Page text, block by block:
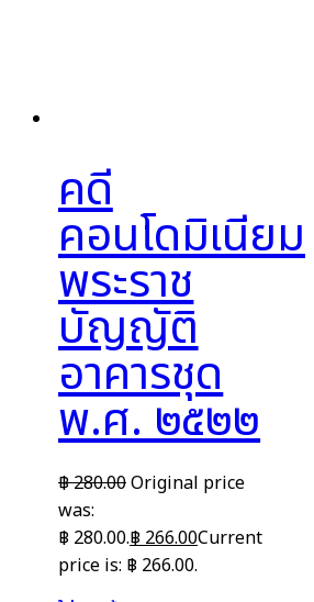
คดี
คอนโดมิเนียม
พระราช
บัญญัติ
อาคารชุด
พ.ศ. ๒๕๒๒
฿280.00Original price
was:
฿ 280.00.฿266.00Current
price is: ฿ 266.00.